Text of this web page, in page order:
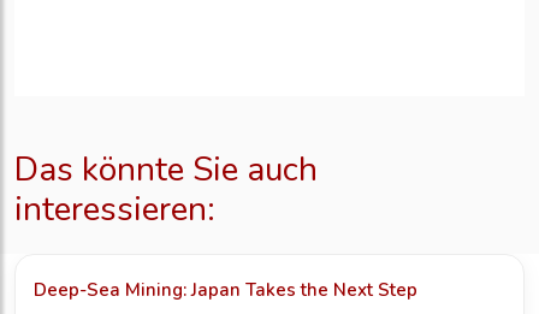
Das könnte Sie auch
interessieren:
Deep-Sea Mining: Japan Takes the Next Step